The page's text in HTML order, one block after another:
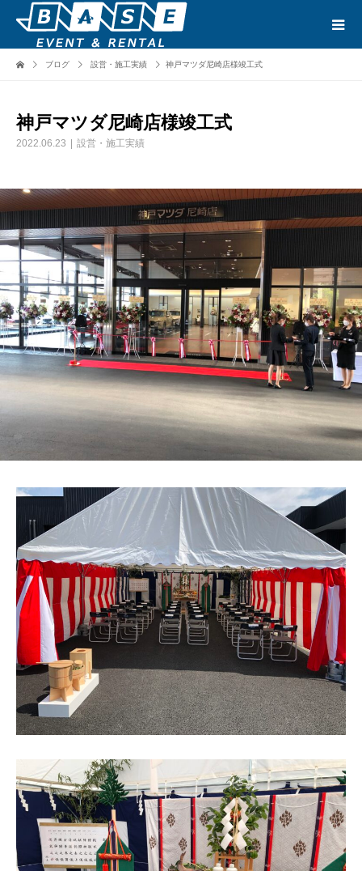
ブログ 設営・施工実績 神戸マツダ尼崎店様竣工式
神戸マツダ尼崎店様竣工式
2022.06.23 設営・施工実績